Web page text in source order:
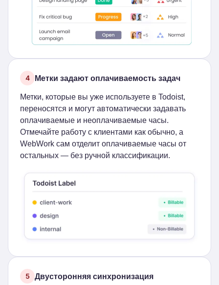
4 Метки задают оплачиваемость задач
Метки, которые вы уже используете в Todoist,
переносятся и могут автоматически задавать
оплачиваемые и неоплачиваемые часы.
Отмечайте работу с клиентами как обычно, а
WebWork сам отделит оплачиваемые часы от
остальных — без ручной классификации.
5 Двусторонняя синхронизация